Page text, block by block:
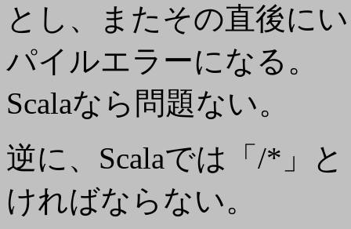
とし、またその直後に
パイルエラーになる。
Scalaなら問題ない。
逆に、Scalaでは「/*」
ければならない。